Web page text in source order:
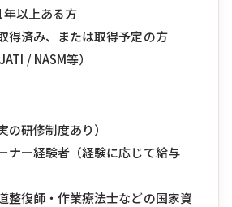
年以上ある方
得済み、または取得予定の方
/ NASM等）
の研修制度あり）
ナー経験者（経験に応じて給与
整復師・作業療法士などの国家資